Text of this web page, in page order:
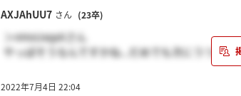
AXJAhUU7 さん (23卒)
＞nHoUxqxXさん
やっぱそうなんですかね...だめでも次にうつれる
2022年7月4日 22:04